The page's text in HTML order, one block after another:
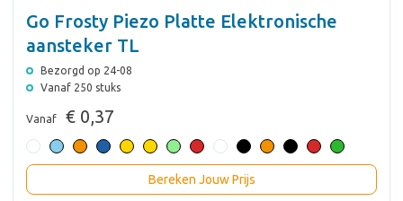
Go Frosty Piezo Platte Elektronische
aansteker TL
Bezorgd op 24-08
Vanaf 250 stuks
Vanaf € 0,37
Bereken Jouw Prijs